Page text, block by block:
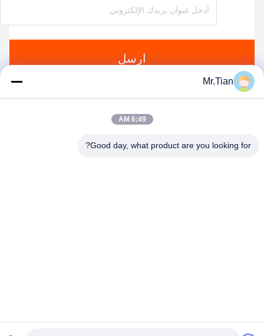
ارسل
(GuangDong)Foshan Winsco Metal Products
Mr.Tian
6:49 AM
Good day, what product are you looking for?